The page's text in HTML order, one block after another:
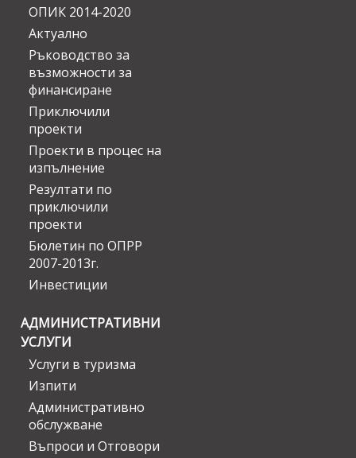
ОПИК 2014-2020
Актуално
Ръководство за
възможности за
финансиране
Приключили
проекти
Проекти в процес на
изпълнение
Резултати по
приключили
проекти
Бюлетин по ОПРР
2007-2013г.
Инвестиции
АДМИНИСТРАТИВНИ
УСЛУГИ
Услуги в туризма
Изпити
Административно
обслужване
Въпроси и Отговори